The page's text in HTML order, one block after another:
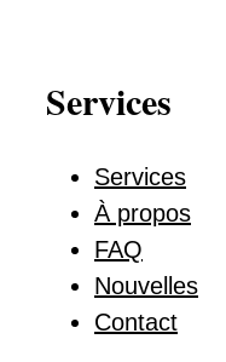
Services
Services
À propos
FAQ
Nouvelles
Contact